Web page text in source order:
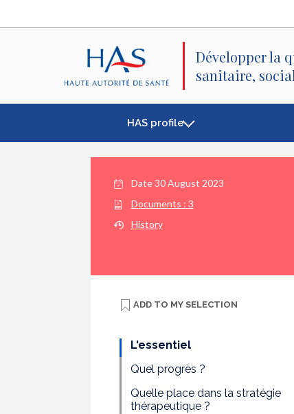
Développer la
sanitaire,
HAS profile
Date 30 August 2023
Documents : 3
History
ADD TO MY SELECTION
L'essentiel
Quel progrès ?
Quelle place dans la stratégie
thérapeutique ?